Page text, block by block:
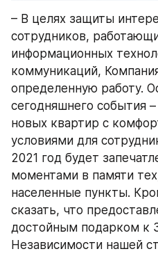
– В целях защиты
сотрудников,
информационных
коммуникаций,
определенную работу.
сегодняшнего события
новых квартир с
условиями для
2021 год будет
моментами в памяти
населенные пункты.
сказать, что
достойным подарком к
Независимости нашей